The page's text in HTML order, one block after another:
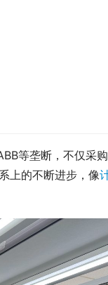
等垄断，不仅采
上的不断进步，像